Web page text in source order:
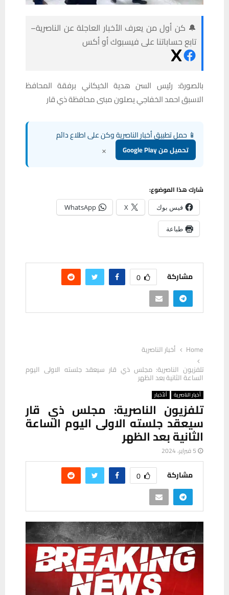
🔔 كن أول من يعرف الأخبار العاجلة عن الناصرية–
تابع حساباتنا على فيسبوك أو أكس
بالصورة: رئيس السن هدية الخيكاني برفقة المحافظ
الاسبق احمد الخفاجي يصلون مبنى محافظة ذي قار
📱 حمل تطبيق أخبار الناصرية وكن على اطلاع دائم
تحميل من Google Play ×
شارك هذا الموضوع:
فيس بوك X
WhatsApp
طباعة
مشاركة 0
Home
أخبار الناصرية
تلفزيون الناصرية: مجلس ذي قار سيعقد جلسته الاولى اليوم
الساعة الثانية بعد الظهر
أخبار الناصرية ألأخبار
تلفزيون الناصرية: مجلس ذي قار
سيعقد جلسته الاولى اليوم الساعة
الثانية بعد الظهر
5 فبراير، 2024
مشاركة 0